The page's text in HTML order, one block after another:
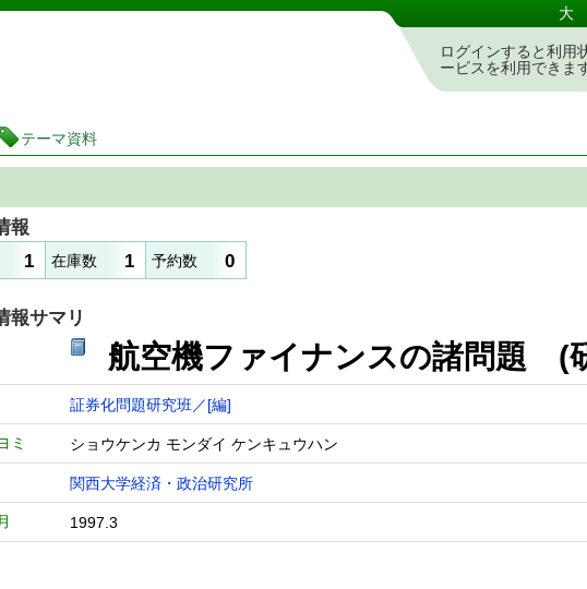
図書館 蔵書検索・予約システム 大
ログインすると利用
ービスを利用できま
テーマ資料
報
1 在庫数 1 予約数 0
報サマリ
航空機ファイナンスの諸問題 (
証券化問題研究班／[編]
ミ ショウケンカ モンダイ ケンキュウハン
関西大学経済・政治研究所
1997.3